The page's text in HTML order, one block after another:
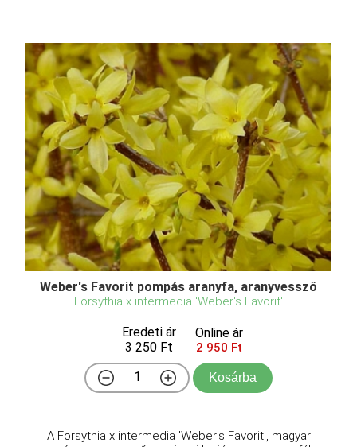
Weber's Favorit pompás aranyfa, aranyvessző
Forsythia x intermedia 'Weber's Favorit'
Eredeti ár
3 250 Ft
Online ár
2 950 Ft
Kosárba
A Forsythia x intermedia 'Weber's Favorit', magyar